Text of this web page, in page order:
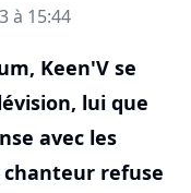
à 15:44
Keen'V se
lui que
avec les
refuse